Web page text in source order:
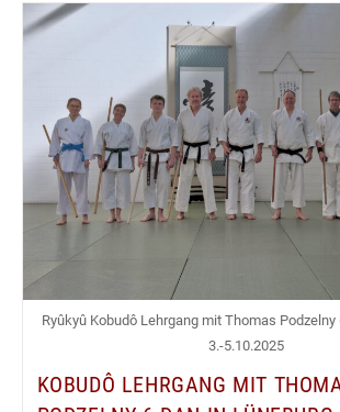
Podzelny
Petropolis
–
November
2025
Ryûkyû Kobudô Lehrgang mit Thomas Podzelny
3.-5.10.2025
KOBUDÔ LEHRGANG MIT